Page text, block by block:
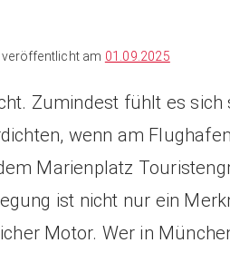
veröffentlicht am 01.09.2025
Zumindest fühlt es sich
wenn am
Marienplatz
ist nicht nur ein
Motor. Wer in